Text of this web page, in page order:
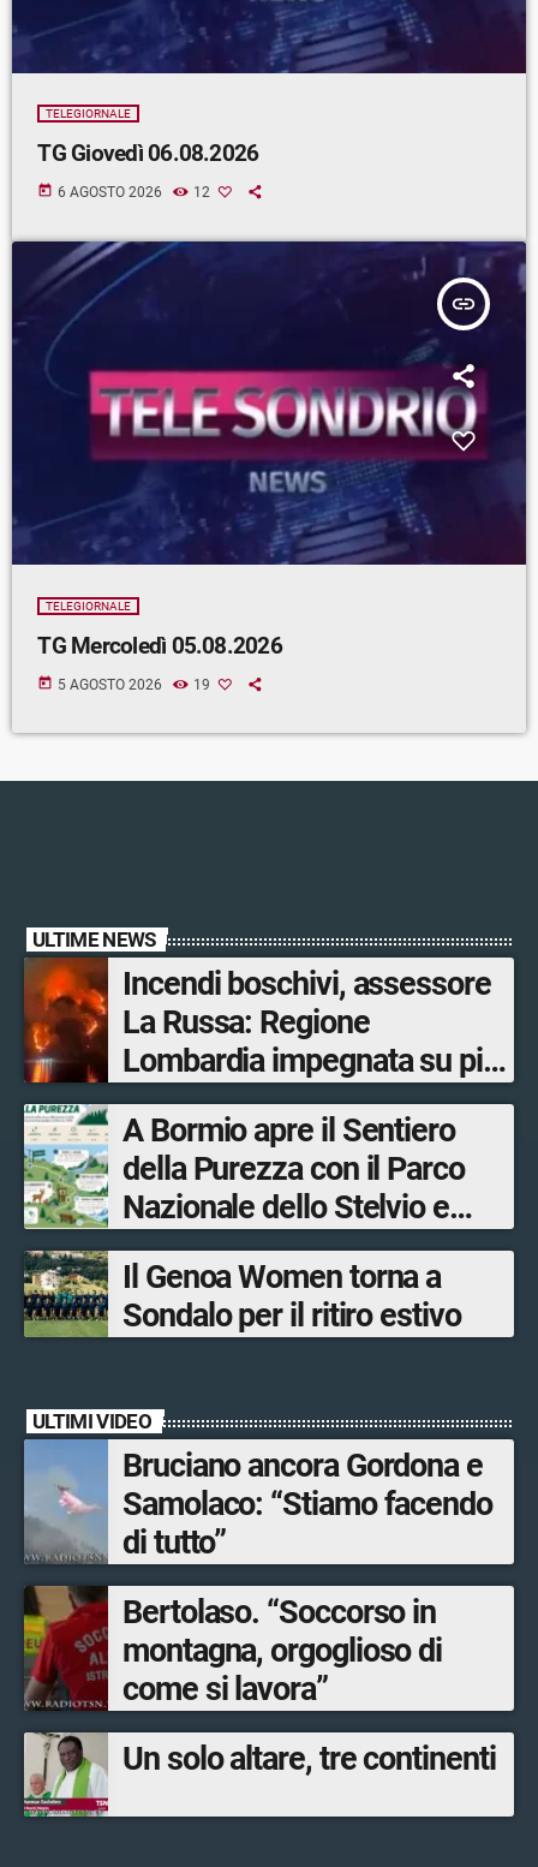
TELEGIORNALE
TG Giovedì 06.08.2026
today 6 AGOSTO 2026 12
insert_link
TELEGIORNALE
TG Mercoledì 05.08.2026
today 5 AGOSTO 2026 19
ULTIME NEWS
Incendi boschivi, assessore
La Russa: Regione
Lombardia impegnata su più
fronti, 48 volontari coinvolti
tra le province di Lecco,
Sondrio, Milano e Como
A Bormio apre il Sentiero
della Purezza con il Parco
Nazionale dello Stelvio e
Bormio Tourism
Il Genoa Women torna a
Sondalo per il ritiro estivo
ULTIMI VIDEO
Bruciano ancora Gordona e
Samolaco: “Stiamo facendo
di tutto”
Bertolaso. “Soccorso in
montagna, orgoglioso di
come si lavora”
Un solo altare, tre continenti